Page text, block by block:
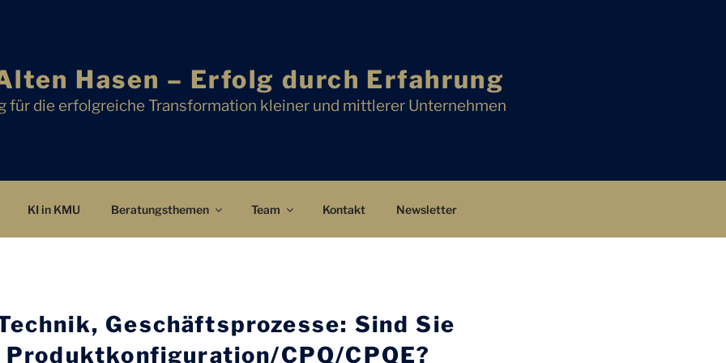
Hasen – Erfolg durch Erfahrung
für die erfolgreiche Transformation kleiner und mittlerer Unternehmen
KI in KMU Beratungsthemen Team Kontakt Newsletter
Geschäftsprozesse: Sind Sie
CPQ/CPQE?